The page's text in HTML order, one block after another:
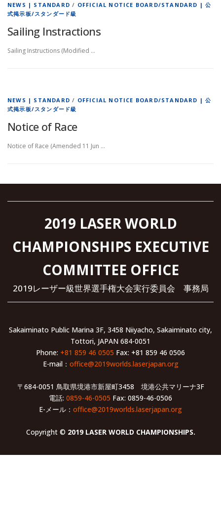
NEWS | STANDARD / OFFICIAL NOTICE BOARD/STANDARD | 公
式掲示板/スタンダード級
Sailing Instractions
Sailing Instructions (Modified …
NEWS | STANDARD / OFFICIAL NOTICE BOARD/STANDARD | 公
式掲示板/スタンダード級
Notice of Race
Notice of Race (Amended 11 Jun …
2019 LASER WORLD
CHAMPIONSHIPS EXECUTIVE
COMMITTEE OFFICE
2019レーザー級世界選手権大会実行委員会 事務局
Sakaiminato Public Marina 3F, 3458 Niiyacho, Sakaiminato city,
Tottori, JAPAN 684-0051
Phone: +81 859 46 0505 Fax: +81 859 46 0506
E-mail： office@2019worlds.laserjapan.org
〒684-0051 鳥取県境港市新屋町3458 境港公共マリーナ3F
電話: 0859-46-0505 Fax: 0859-46-0506
E-メール： office@2019worlds.laserjapan.org
Copyright © 2019 LASER WORLD CHAMPIONSHIPS.